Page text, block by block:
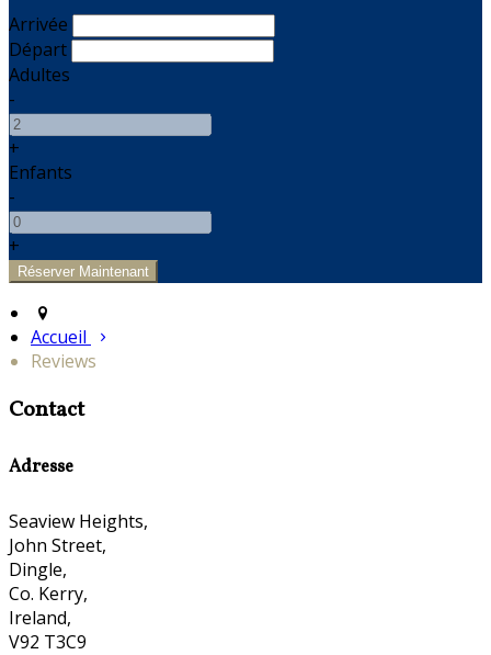
Arrivée
Départ
Adultes
-
+
Enfants
-
+
Accueil
Reviews
Contact
Adresse
Seaview Heights,
John Street,
Dingle,
Co. Kerry,
Ireland,
V92 T3C9